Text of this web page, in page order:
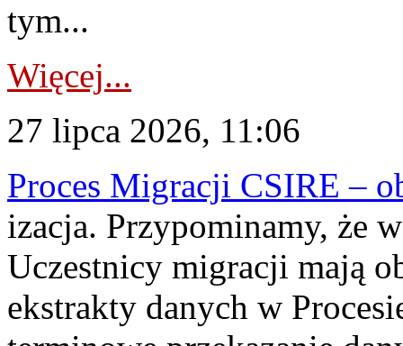
tym...
Więcej...
27 lipca 2026, 11:06
Proces Migracji CSIRE –
izacja. Przypominamy, że
Uczestnicy migracji mają
ekstrakty danych w